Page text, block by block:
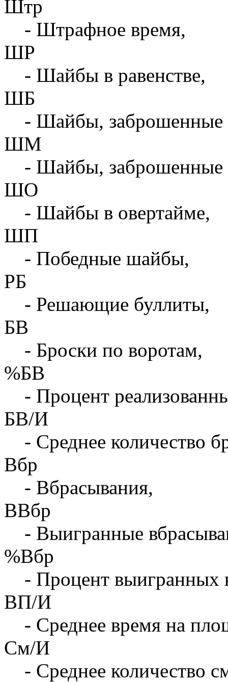
Штр
- Штрафное время,
ШР
- Шайбы в равенстве,
ШБ
- Шайбы, заброшенные
ШМ
- Шайбы, заброшенные
ШО
- Шайбы в овертайме,
ШП
- Победные шайбы,
РБ
- Решающие буллиты,
БВ
- Броски по воротам,
%БВ
- Процент
БВ/И
- Среднее количество
Вбр
- Вбрасывания,
ВВбр
- Выигранные
%Вбр
- Процент выигранных
ВП/И
- Среднее время на
См/И
- Среднее количество